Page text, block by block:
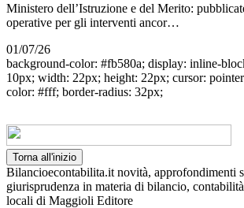
Ministero dell’Istruzione e del Merito:
operative per gli interventi ancor…
01/07/26
background-color: #fb580a; display: inline-
10px; width: 22px; height: 22px; cursor:
color: #fff; border-radius: 32px;
Torna all'inizio
Bilancioecontabilita.it novità, approfondimenti
giurisprudenza in materia di bilancio,
locali di Maggioli Editore